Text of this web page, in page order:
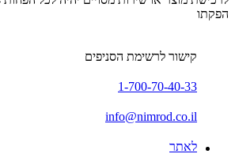
הפקתו
קישור לרשימת הסניפים
1-700-70-40-33
info@nimrod.co.il
לאתר